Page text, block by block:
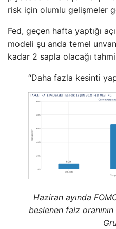
risk için olumlu gelişmeler
Fed, geçen hafta yaptığı
modeli şu anda temel
kadar 2 sapla olacağı
“Daha fazla kesinti
Haziran ayında
beslenen faiz oranının